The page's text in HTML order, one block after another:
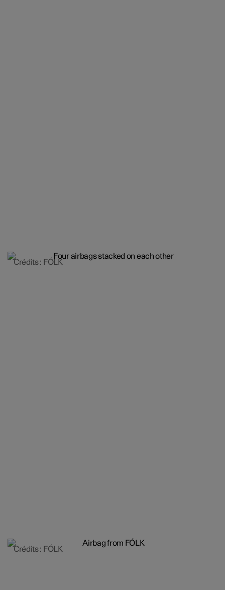
Crédits : FÓLK
Crédits : FÓLK